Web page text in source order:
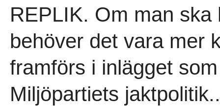
REPLIK. Om man
behöver det vara mer
framförs i inlägget
Miljöpartiets